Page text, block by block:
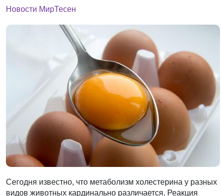
Новости МирТесен
Сегодня известно, что метаболизм холестерина у разных
видов животных кардинально различается. Реакция